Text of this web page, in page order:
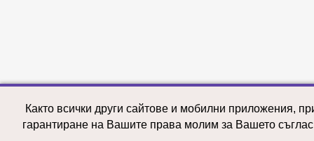
Както всички други сайтове и мобилни приложения,
гарантиране на Вашите права молим за Вашето